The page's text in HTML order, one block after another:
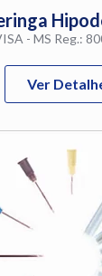
- MS Reg.:
Ver